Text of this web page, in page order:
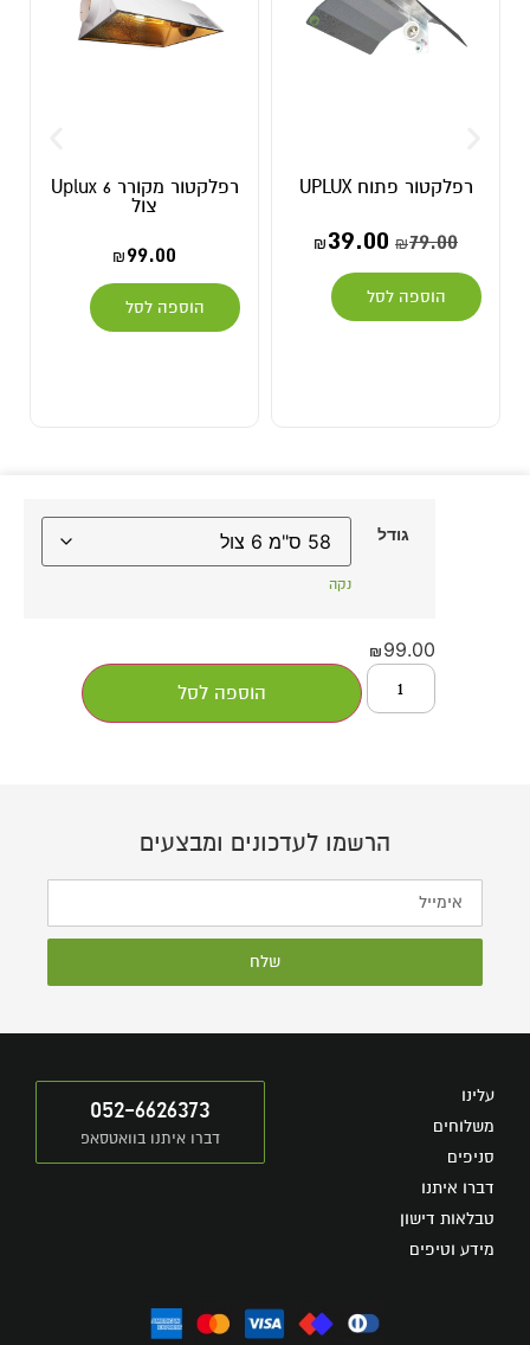
רפלקטור פתוח UPLUX
₪79.00
₪39.00
הוספה לסל
רפלקטור מקורר Uplux 6
צול
₪99.00
הוספה לסל
גודל
נקה
₪99.00
הוספה לסל
הרשמו לעדכונים ומבצעים
שלח
עלינו
משלוחים
סניפים
דברו איתנו
טבלאות דישון
מידע וטיפים
052-6626373
דברו איתנו בוואטסאפ